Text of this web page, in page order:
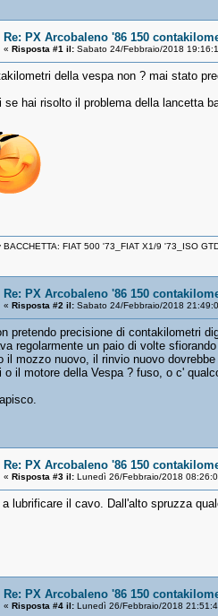
Re: PX Arcobaleno '86 150
« Risposta #1 il: Sabato 24/Febbraio/2018
della vespa non ? mai stato
se hai risolto il problema della lancetta
BACCHETTA: FIAT 500 '73_FIAT X1/9 '73_ISO
Re: PX Arcobaleno '86 150
« Risposta #2 il: Sabato 24/Febbraio/2018
pretendo precisione di contakilometri
regolarmente un paio di volte
il mozzo nuovo, il rinvio nuovo
o il motore della Vespa ? fuso, o c'
Re: PX Arcobaleno '86 150
« Risposta #3 il: Lunedì 26/Febbraio/2018
a lubrificare il cavo. Dall'alto spruzza
Re: PX Arcobaleno '86 150
« Risposta #4 il: Lunedì 26/Febbraio/2018